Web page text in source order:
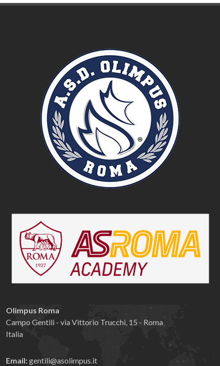
Olimpus Roma
Campo Gentili - via Vittorio Trucchi, 15 - Roma
Italia
Email:gentili@asolimpus.it